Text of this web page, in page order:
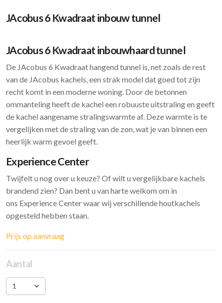
JAcobus 6 Kwadraat inbouw tunnel
JAcobus 6 Kwadraat inbouwhaard tunnel
De JAcobus 6 Kwadraat hangend tunnel is, net zoals de rest
van de JAcobus kachels, een strak model dat goed tot zijn
recht komt in een moderne woning. Door de betonnen
ommanteling heeft de kachel een robuuste uitstraling en geeft
de kachel aangename stralingswarmte af. Deze warmte is te
vergelijken met de straling van de zon, wat je van binnen een
heerlijk warm gevoel geeft.
Experience Center
Twijfelt u nog over u keuze? Of wilt u vergelijkbare kachels
brandend zien? Dan bent u van harte welkom om in
ons Experience Center waar wij verschillende houtkachels
opgesteld hebben staan.
Prijs op aanvraag
Aantal
1